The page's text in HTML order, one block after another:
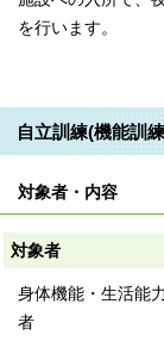
を行います。
自立訓練(機能訓
対象者・内容
対象者
身体機能・生活能
者